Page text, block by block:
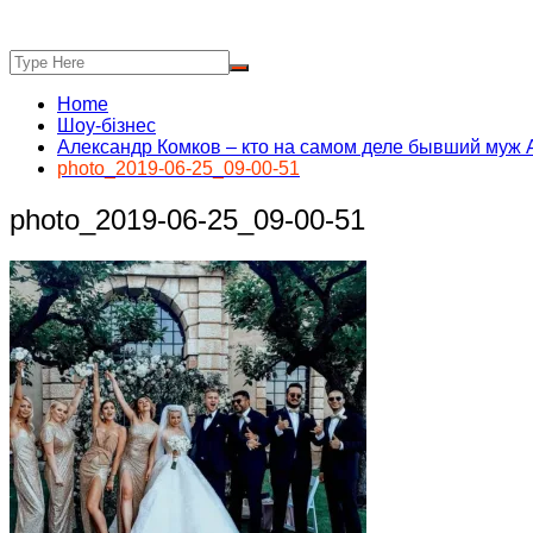
Home
Шоу-бізнес
Александр Комков – кто на самом деле бывший муж
photo_2019-06-25_09-00-51
photo_2019-06-25_09-00-51